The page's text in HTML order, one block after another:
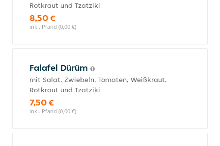
Rotkraut und Tzatziki
8,50 €
inkl. Pfand (0,00 €)
Falafel Dürüm
mit Salat, Zwiebeln, Tomaten, Weißkraut,
Rotkraut und Tzatziki
7,50 €
inkl. Pfand (0,00 €)